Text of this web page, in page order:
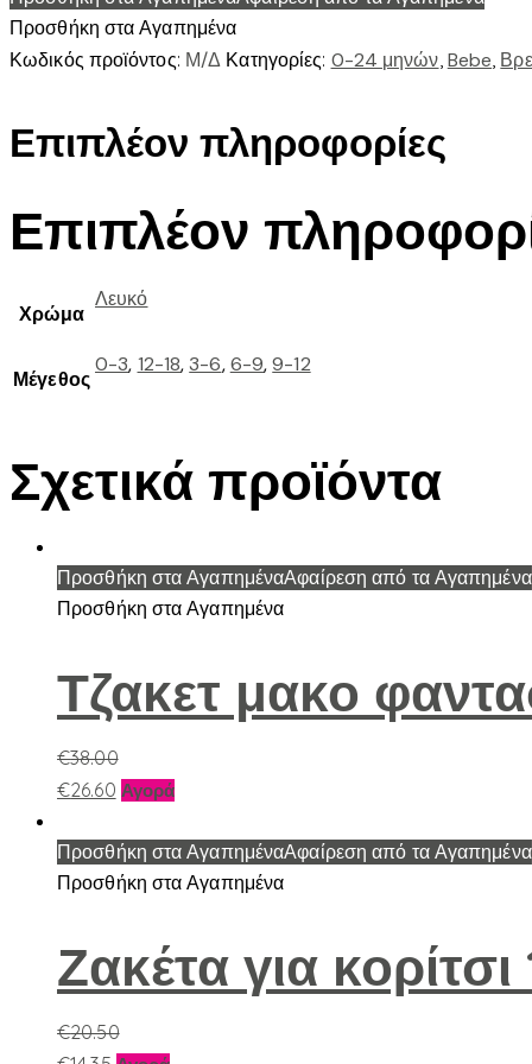
ΑΝΟΙΓΜΑ
ποσότητα
Προσθήκη στα Αγαπημένα
Κωδικός προϊόντος: Μ/Δ Κατηγορίες: 0-24 μηνών, Bebe,
Επιπλέον πληροφορίες
Επιπλέον
Χρώμα
Λευκό
Μέγεθος
0-3, 12-18,3-6,6-9,9-12
Σχετικά προϊόντα
Προσθήκη στα ΑγαπημέναΑφαίρεση από τα Αγαπημένα
Προσθήκη στα Αγαπημένα
Τζακετ μακο
€38.00
€26.60 ΑγοράΑυτό
προϊόν
έχει
Οι
Προσθήκη στα ΑγαπημέναΑφαίρεση από τα Αγαπημένα
Προσθήκη στα Αγαπημένα
Ζακέτα για
€20.50